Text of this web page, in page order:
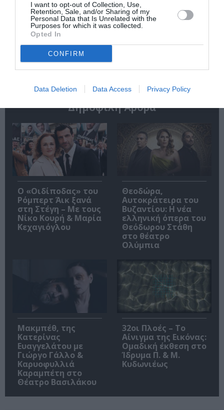
I want to opt-out of Collection, Use,
Retention, Sale, and/or Sharing of my
Personal Data that Is Unrelated with the
Purposes for which it was collected.
Opted In
CONFIRM
Data Deletion Data Access Privacy Policy
Οι Arab Strap στο
Gazarte Ground
Stage
Τα τραγούδια μας:
Ευανθία
Άρης Δαβαράκης
Δημοφιλή Άρθρα
O «Οιδίποδας» του
Ρόμπερτ Άικ ξανά
στη Στέγη – Με τους
Νίκο Κουρή & Μαρία
Κεχαγιόγλου
Θεοδώρα,
Αυτοκράτειρα του
Βυζαντίου: Η νέα
ελληνική όπερα του
Θεόδωρου Στάθη
στο θέατρο
Ολύμπια
Μακμπέθ, της
Κατερίνας
Ευαγγελάτου με
Γιώργο Γάλλο &
Καρυοφυλλιά
Καραμπέτη στο
Θέατρο Βασιλάκου
32οι Πλοές – Το
Αίνιγμα της Εικόνας:
Ομαδική έκθεση στο
Ίδρυμα Π. & Μ.
Κυδωνιέως